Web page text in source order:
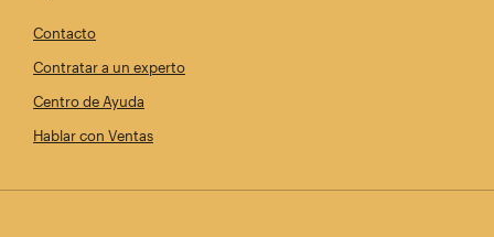
Contacto
Contratar a un experto
Centro de Ayuda
Hablar con Ventas